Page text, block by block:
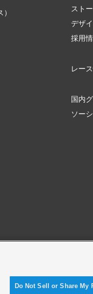
スト
デザ
採用
レー
国内
ソー
アクセシビリ
Do Not Sell or Share My